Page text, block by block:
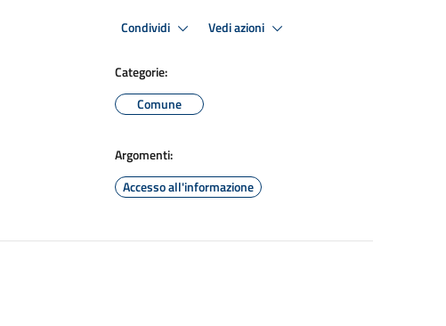
Condividi Vedi azioni
Categorie:
Comune
Argomenti:
Accesso all'informazione